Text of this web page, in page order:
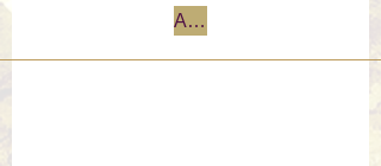
Accueil